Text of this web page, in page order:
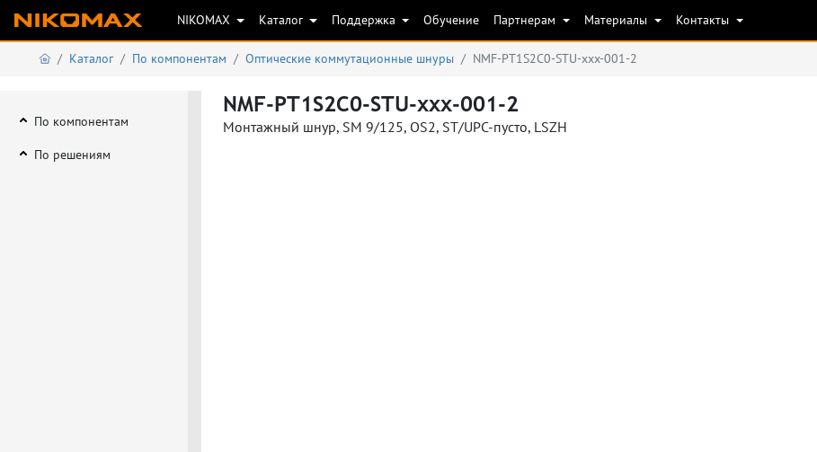
NIKOMAX Каталог Поддержка Обучение Партнерам Материалы Контакты
Каталог По компонентам Оптические коммутационные шнуры NMF-PT1S2C0-STU-xxx-001-2
По компонентам
По решениям
NMF-PT1S2C0-STU-xxx-001-2
Монтажный шнур, SM 9/125, OS2, ST/UPC-пусто, LSZH